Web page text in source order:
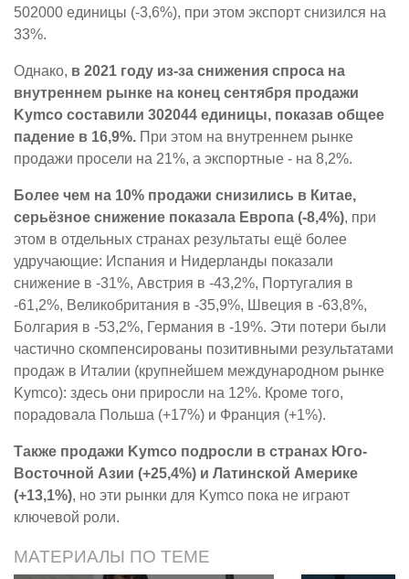
502000 единицы (-3,6%), при этом экспорт снизился на
33%.
Однако, в 2021 году из-за снижения спроса на
внутреннем рынке на конец сентября продажи
Kymco составили 302044 единицы, показав общее
падение в 16,9%. При этом на внутреннем рынке
продажи просели на 21%, а экспортные - на 8,2%.
Более чем на 10% продажи снизились в Китае,
серьёзное снижение показала Европа (-8,4%), при
этом в отдельных странах результаты ещё более
удручающие: Испания и Нидерланды показали
снижение в -31%, Австрия в -43,2%, Португалия в
-61,2%, Великобритания в -35,9%, Швеция в -63,8%,
Болгария в -53,2%, Германия в -19%. Эти потери были
частично скомпенсированы позитивными результатами
продаж в Италии (крупнейшем международном рынке
Kymco): здесь они приросли на 12%. Кроме того,
порадовала Польша (+17%) и Франция (+1%).
Также продажи Kymco подросли в странах Юго-
Восточной Азии (+25,4%) и Латинской Америке
(+13,1%), но эти рынки для Kymco пока не играют
ключевой роли.
МАТЕРИАЛЫ ПО ТЕМЕ